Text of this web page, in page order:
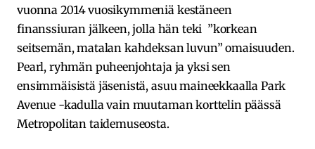
vuonna 2014 vuosikymmeniä kestäneen
finanssiuran jälkeen, jolla hän teki ”korkean
seitsemän, matalan kahdeksan luvun” omaisuuden.
Pearl, ryhmän puheenjohtaja ja yksi sen
ensimmäisistä jäsenistä, asuu maineekkaalla Park
Avenue -kadulla vain muutaman korttelin päässä
Metropolitan taidemuseosta.